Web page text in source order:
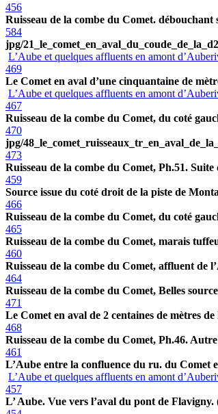
456
Ruisseau de la combe du Comet.
584
jpg/
L’Aube et quelques affluents en amont
469
Le Comet en aval d’une cinquantaine de
L’Aube et quelques affluents en amont
467
Ruisseau de la combe du Comet, du coté
470
jpg/
473
Ruisseau de la combe du Comet, Ph.51.
459
Source issue du coté droit de la piste de
466
Ruisseau de la combe du Comet, du coté
465
Ruisseau de la combe du Comet, marais
460
Ruisseau de la combe du Comet, affluent de
464
Ruisseau de la combe du Comet, Belles
471
Le Comet en aval de 2 centaines de mètres
468
Ruisseau de la combe du Comet, Ph.46.
461
L’Aube entre la confluence du ru. du Comet
L’Aube et quelques affluents en amont
457
L’ Aube. Vue vers l’aval du pont de